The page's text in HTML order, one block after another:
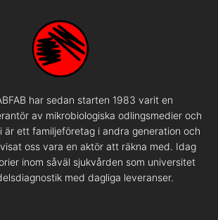
har sedan starten 1983 varit en
av mikrobiologiska odlingsmedier och
är ett familjeföretag i andra generation och
oss vara en aktör att räkna med. Idag
inom såväl sjukvården som universitet
med dagliga leveranser.